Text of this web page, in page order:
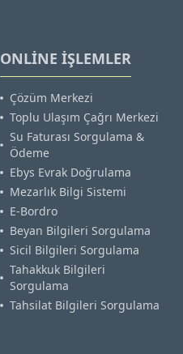
ONLİNE İŞLEMLER
Çözüm Merkezi
Toplu Ulaşım Çağrı Merkezi
Su Faturası Sorgulama &
Ödeme
Ebys Evrak Doğrulama
Mezarlık Bilgi Sistemi
E-Bordro
Beyan Bilgileri Sorgulama
Sicil Bilgileri Sorgulama
Tahakkuk Bilgileri
Sorgulama
Tahsilat Bilgileri Sorgulama